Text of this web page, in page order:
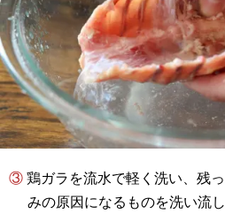
③ 鶏ガラを流水で軽く洗い、残った内臓や血合いなど、臭
みの原因になるものを洗い流し